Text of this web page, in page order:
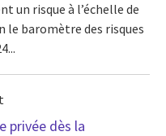
un risque à l’échelle de
le baromètre des risques
privée dès la